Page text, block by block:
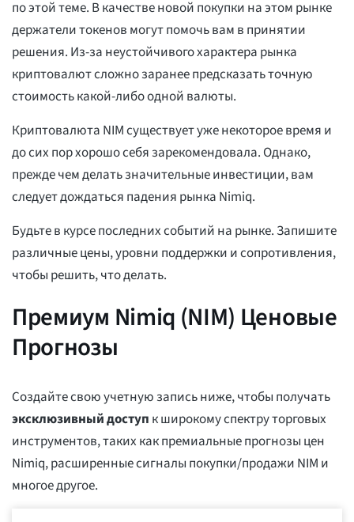
по этой теме. В качестве новой покупки на этом рынке
держатели токенов могут помочь вам в принятии
решения. Из-за неустойчивого характера рынка
криптовалют сложно заранее предсказать точную
стоимость какой-либо одной валюты.
Криптовалюта NIM существует уже некоторое время и
до сих пор хорошо себя зарекомендовала. Однако,
прежде чем делать значительные инвестиции, вам
следует дождаться падения рынка Nimiq.
Будьте в курсе последних событий на рынке. Запишите
различные цены, уровни поддержки и сопротивления,
чтобы решить, что делать.
Премиум Nimiq (NIM) Ценовые
Прогнозы
Создайте свою учетную запись ниже, чтобы получать
эксклюзивный доступ к широкому спектру торговых
инструментов, таких как премиальные прогнозы цен
Nimiq, расширенные сигналы покупки/продажи NIM и
многое другое.